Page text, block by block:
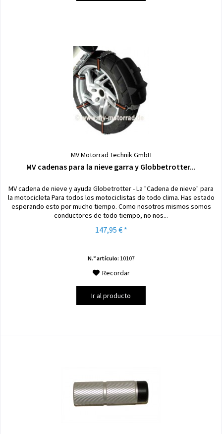
MV Motorrad Technik GmbH
MV cadenas para la nieve garra y Globbetrotter...
MV cadena de nieve y ayuda Globetrotter - La "Cadena de nieve" para
la motocicleta Para todos los motociclistas de todo clima. Has estado
esperando esto por mucho tiempo. Como nosotros mismos somos
conductores de todo tiempo, no nos...
147,95 € *
N.º artículo: 10107
Recordar
Ir al producto